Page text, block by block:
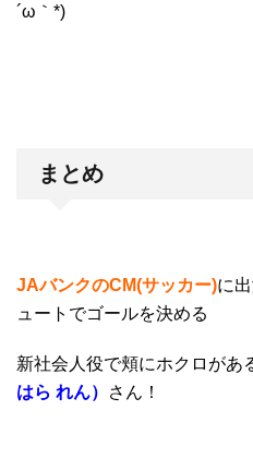
´ω｀*)
まとめ
JAバンクのCM(サッカー)に
ュートでゴールを決める
新社会人役で頬にホクロがあ
はら れん）
さん！